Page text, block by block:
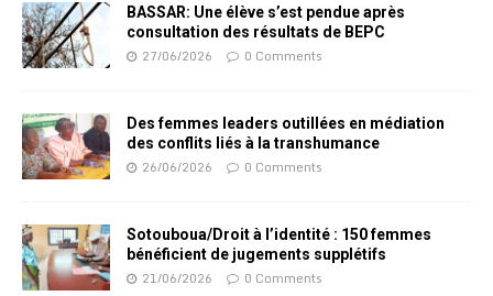
BASSAR: Une élève s’est pendue après
consultation des résultats de BEPC
27/06/2026 0 Comments
Des femmes leaders outillées en médiation
des conflits liés à la transhumance
26/06/2026 0 Comments
Sotouboua/Droit à l’identité : 150 femmes
bénéficient de jugements supplétifs
21/06/2026 0 Comments